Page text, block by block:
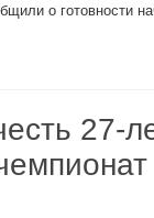
о готовности
27-